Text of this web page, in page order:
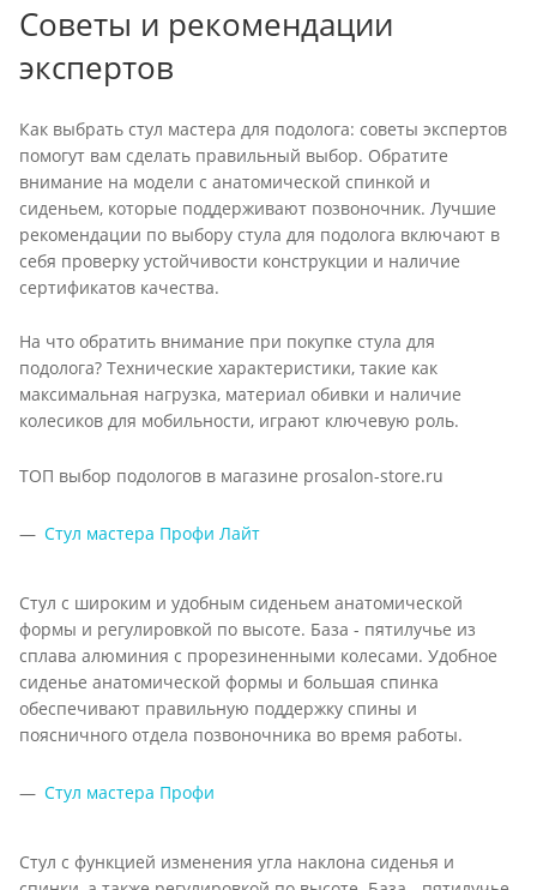
Советы и рекомендации
экспертов
Как выбрать стул мастера для подолога: советы экспертов
помогут вам сделать правильный выбор. Обратите
внимание на модели с анатомической спинкой и
сиденьем, которые поддерживают позвоночник. Лучшие
рекомендации по выбору стула для подолога включают в
себя проверку устойчивости конструкции и наличие
сертификатов качества.
На что обратить внимание при покупке стула для
подолога? Технические характеристики, такие как
максимальная нагрузка, материал обивки и наличие
колесиков для мобильности, играют ключевую роль.
ТОП выбор подологов в магазине prosalon-store.ru
Стул мастера Профи Лайт
Стул с широким и удобным сиденьем анатомической
формы и регулировкой по высоте. База - пятилучье из
сплава алюминия с прорезиненными колесами. Удобное
сиденье анатомической формы и большая спинка
обеспечивают правильную поддержку спины и
поясничного отдела позвоночника во время работы.
Стул мастера Профи
Стул с функцией изменения угла наклона сиденья и